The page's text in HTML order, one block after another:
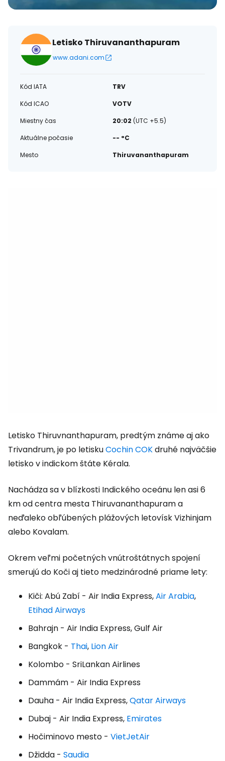
Letisko Thiruvananthapuram
www.adani.com
Kód IATA
TRV
Kód ICAO
VOTV
Miestny čas
20:02 (UTC +5.5)
Aktuálne počasie
-- °C
Mesto
Thiruvananthapuram
Letisko Thiruvnanthapuram, predtým známe aj ako
Trivandrum, je po letiskuCochin COKdruhé najväčšie
letisko v indickom štáte Kérala.
Nachádza sa v blízkosti Indického oceánu len asi 6
km od centra mesta Thiruvananthapuram a
neďaleko obľúbených plážových letovísk Vizhinjam
alebo Kovalam.
Okrem veľmi početných vnútroštátnych spojení
smerujú do Koči aj tieto medzinárodné priame lety:
Kiči: Abú Zabí - Air India Express,Air Arabia,
Etihad Airways
Bahrajn - Air India Express, Gulf Air
Bangkok - Thai, Lion Air
Kolombo - SriLankan Airlines
Dammám - Air India Express
Dauha - Air India Express,Qatar Airways
Dubaj - Air India Express, Emirates
Hočiminovo mesto - VietJetAir
Džidda - Saudia